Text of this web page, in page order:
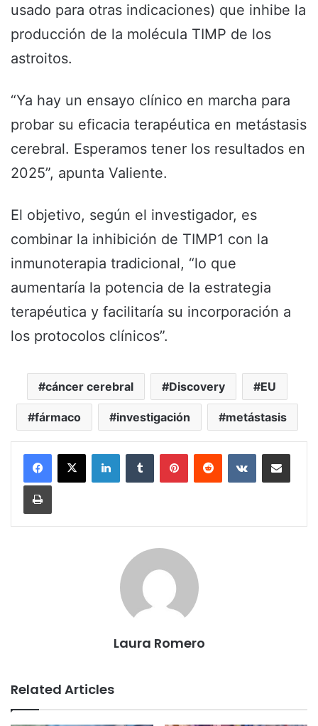
usado para otras indicaciones) que inhibe la
producción de la molécula TIMP de los
astroitos.
“Ya hay un ensayo clínico en marcha para
probar su eficacia terapéutica en metástasis
cerebral. Esperamos tener los resultados en
2025”, apunta Valiente.
El objetivo, según el investigador, es
combinar la inhibición de TIMP1 con la
inmunoterapia tradicional, “lo que
aumentaría la potencia de la estrategia
terapéutica y facilitaría su incorporación a
los protocolos clínicos”.
cáncer cerebral Discovery EU
fármaco investigación metástasis
LinkedInTumblr PinterestReddit VKontakteShare via Email
Print
Laura Romero
Related Articles